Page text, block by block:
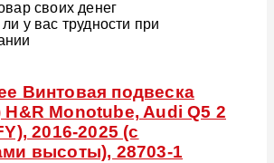
своих денег
у вас трудности при
Винтовая подвеска
Monotube, Audi Q5 2
2016-2025 (с
высоты), 28703-1